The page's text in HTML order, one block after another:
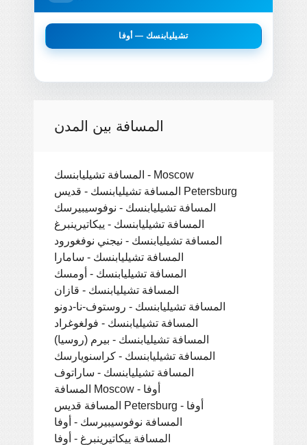
تشيليابنسك — أوفا
المسافة بين المدن
المسافة تشيليابنسك - Moscow
المسافة تشيليابنسك - قديس Petersburg
المسافة تشيليابنسك - نوفوسيبيرسك
المسافة تشيليابنسك - ييكاتيرينبرغ
المسافة تشيليابنسك - نيجني نوفغورود
المسافة تشيليابنسك - سامارا
المسافة تشيليابنسك - أومسك
المسافة تشيليابنسك - قازان
المسافة تشيليابنسك - روستوف-نا-دونو
المسافة تشيليابنسك - فولغوغراد
المسافة تشيليابنسك - بيرم (روسيا)
المسافة تشيليابنسك - كراسنويارسك
المسافة تشيليابنسك - ساراتوف
المسافة Moscow - أوفا
المسافة قديس Petersburg - أوفا
المسافة نوفوسيبيرسك - أوفا
المسافة ييكاتيرينبرغ - أوفا